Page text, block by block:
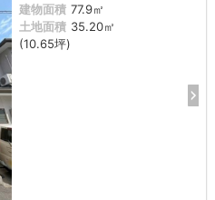
建物面積 77.9㎡
土地面積 35.20㎡
(10.65坪)